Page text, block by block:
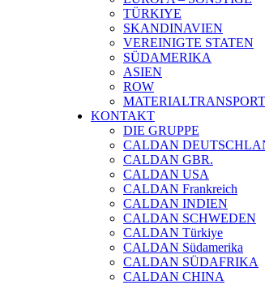
TÜRKIYE
SKANDINAVIEN
VEREINIGTE STATEN
SÜDAMERIKA
ASIEN
ROW
MATERIALTRANSPORT
KONTAKT
DIE GRUPPE
CALDAN
CALDAN GBR.
CALDAN USA
CALDAN Frankreich
CALDAN INDIEN
CALDAN SCHWEDEN
CALDAN Türkiye
CALDAN Südamerika
CALDAN SÜDAFRIKA
CALDAN CHINA